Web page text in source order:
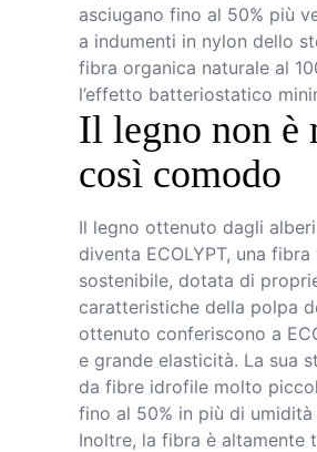
asciugano fino al 50% più
a indumenti in nylon dello
fibra organica naturale al
l’effetto batteriostatico
Il legno non è
così comodo
Il legno ottenuto dagli
diventa ECOLYPT, una fibra
sostenibile, dotata di
caratteristiche della polpa
ottenuto conferiscono a
e grande elasticità. La sua
da fibre idrofile molto
fino al 50% in più di
Inoltre, la fibra è altamente